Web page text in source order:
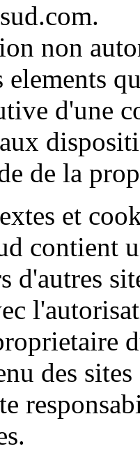
non
elements
d'une
de la
et
contient
d'autres
des